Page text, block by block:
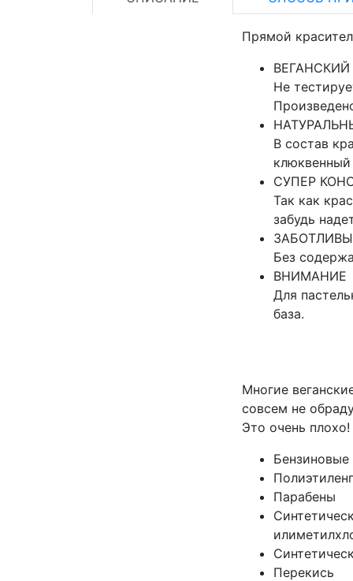
Прямой
Не
В состав
СУПЕР
Так как
забудь
Без
ВНИМАНИЕ
Для
база.
Многие
совсем не
Это очень
Парабены
Перекись